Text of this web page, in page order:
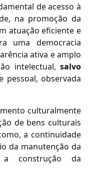
de acesso à
na promoção da
atuação eficiente e
uma democracia
ativa e amplo
intelectual, salvo
pessoal, observada
culturalmente
de bens culturais
a continuidade
da manutenção da
a construção da